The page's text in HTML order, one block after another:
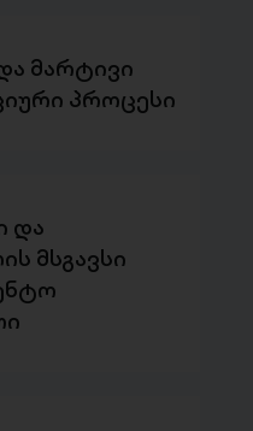
მარტივი
პროცესი
და
მსგავსი